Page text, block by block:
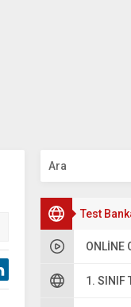
Test
ONLINE
1. SINIF